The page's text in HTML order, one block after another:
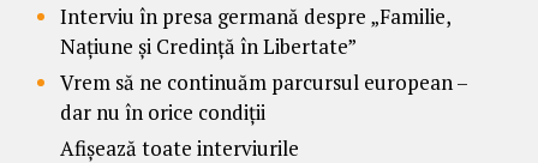
Interviu în presa germană despre „Familie,
Națiune și Credință în Libertate”
Vrem să ne continuăm parcursul european –
dar nu în orice condiții
Afișează toate interviurile